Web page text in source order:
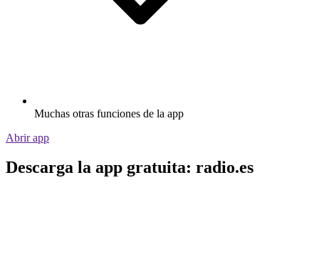
Muchas otras funciones de la app
Abrir app
Descarga la app gratuita: radio.es